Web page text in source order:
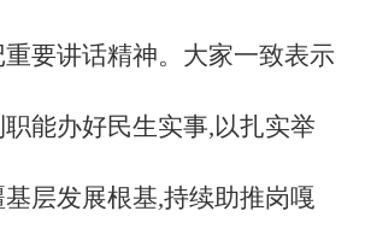
要讲话精神。大家一致表示
能办好民生实事,以扎实举
层发展根基,持续助推岗嘎